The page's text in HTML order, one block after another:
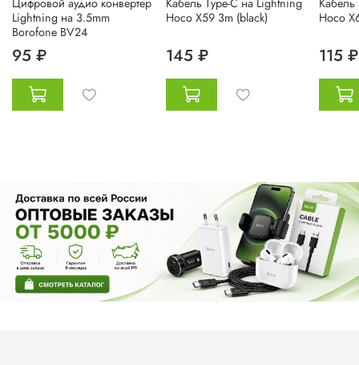
Lightning на 3.5mm
Borofone BV24
95 ₽
Hoco X59 3m (black)
145 ₽
Hoco
115 ₽